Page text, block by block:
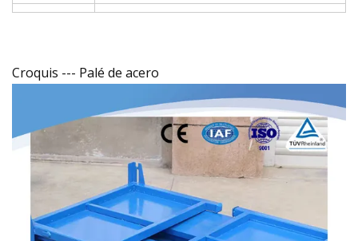
Croquis --- Palé de acero